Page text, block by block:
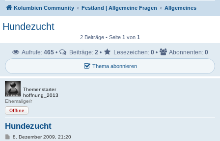
Kolumbien Community Festland | Allgemeine Fragen Allgemeines
Hundezucht
2 Beiträge • Seite 1 von 1
Thema abonnieren
Aufrufe: 465 • Beiträge: 2 • Lesezeichen: 0 • Abonnenten: 0
Themenstarter
hoffnung_2013
Ehemalige/r
Offline
Hundezucht
B8. Dezember 2009, 21:20